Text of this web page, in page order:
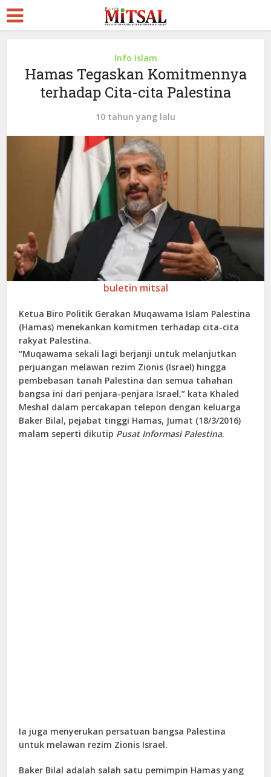
Info Islam
Hamas Tegaskan Komitmennya
terhadap Cita-cita Palestina
10 tahun yang lalu
buletin mitsal
Ketua Biro Politik Gerakan Muqawama Islam Palestina
(Hamas) menekankan komitmen terhadap cita-cita
rakyat Palestina.
“Muqawama sekali lagi berjanji untuk melanjutkan
perjuangan melawan rezim Zionis (Israel) hingga
pembebasan tanah Palestina dan semua tahahan
bangsa ini dari penjara-penjara Israel,” kata Khaled
Meshal dalam percakapan telepon dengan keluarga
Baker Bilal, pejabat tinggi Hamas, Jumat (18/3/2016)
malam seperti dikutip Pusat Informasi Palestina.
Ia juga menyerukan persatuan bangsa Palestina
untuk melawan rezim Zionis Israel.
Baker Bilal adalah salah satu pemimpin Hamas yang